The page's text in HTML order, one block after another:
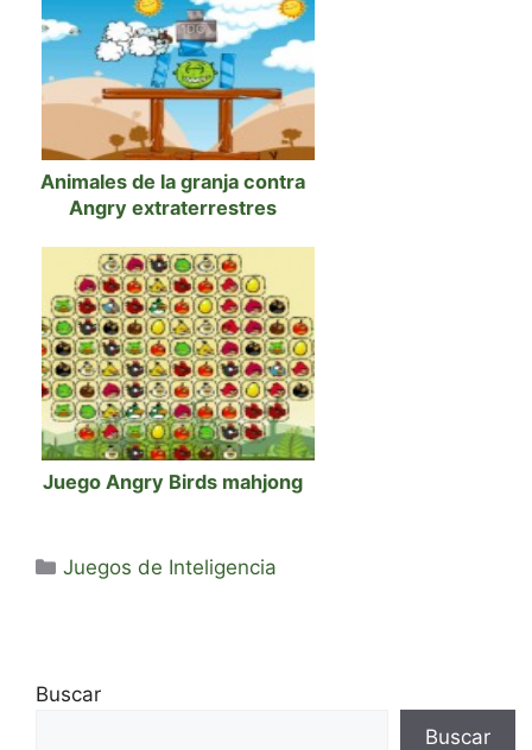
Animales de la granja contra
Angry extraterrestres
Juego Angry Birds mahjong
Categorías
Juegos de Inteligencia
Buscar
Buscar